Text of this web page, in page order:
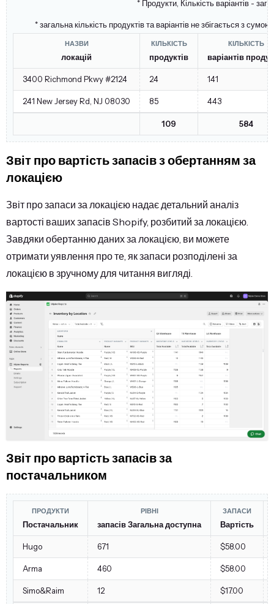
* Продукти, Кількість варіантів -
* загальна кількість продуктів та варіантів не збігається з
НАЗВИ
локацій
КІЛЬКІСТЬ
продуктів
КІЛЬКІСТЬ
варіантів
3400 Richmond Pkwy #2124 24 141
241 New Jersey Rd, NJ 08030 85 443
109 584
Звіт про вартість запасів з обертанням за
локацією
Звіт про запаси за локацією надає детальний аналіз
вартості ваших запасів Shopify, розбитий за локацією.
Завдяки обертанню даних за локацією, ви можете
отримати уявлення про те, як запаси розподілені за
локацією в зручному для читання вигляді.
Звіт про вартість запасів за
постачальником
ПРОДУКТИ
Постачальник
РІВНІ
запасів Загальна доступна
ЗАПАСИ
Вартість
Hugo 671 $58.00
Arma 460 $58.00
Simo&Raim 12 $17.00